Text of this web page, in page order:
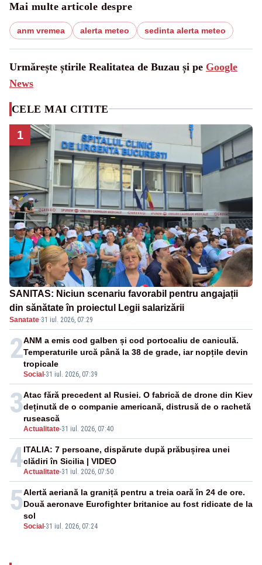
Mai multe articole despre
anm vremea alerta meteo sedinta alerta meteo
Urmărește știrile Realitatea de Buzau și pe Google
News
CELE MAI CITITE
1
SANITAS: Niciun scenariu favorabil pentru angajații
din sănătate în proiectul Legii salarizării
Sanatate·31 iul. 2026, 07:29
2
Social -31 iul. 2026, 07:39
ANM a emis cod galben și cod portocaliu de caniculă.
Temperaturile urcă până la 38 de grade, iar nopțile devin
tropicale
3
Actualitate-31 iul. 2026, 07:40
Atac fără precedent al Rusiei. O fabrică de drone din Kiev
deținută de o companie americană, distrusă de o rachetă
rusească
4Actualitate-31 iul. 2026, 07:50
ITALIA: 7 persoane, dispărute după prăbușirea unei
clădiri în Sicilia | VIDEO
5
Social -31 iul. 2026, 07:24
Alertă aeriană la graniță pentru a treia oară în 24 de ore.
Două aeronave Eurofighter britanice au fost ridicate de la
sol